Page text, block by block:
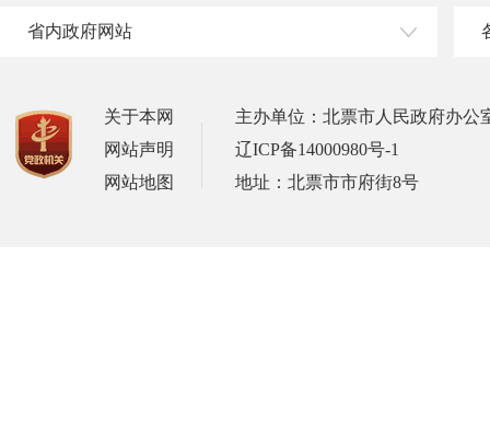
省内政府网站
关于本网
网站声明
网站地图
主办单位：北票市人民政府办公
辽ICP备14000980号-1
地址：北票市市府街8号